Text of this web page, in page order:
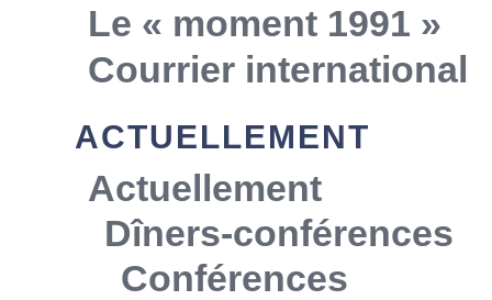
Le « moment 1991 »
Courrier international
ACTUELLEMENT
Actuellement
Dîners-conférences
Conférences